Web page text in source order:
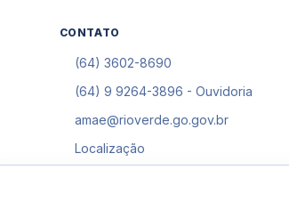
CONTATO
(64) 3602-8690
(64) 9 9264-3896 - Ouvidoria
amae@rioverde.go.gov.br
Localização